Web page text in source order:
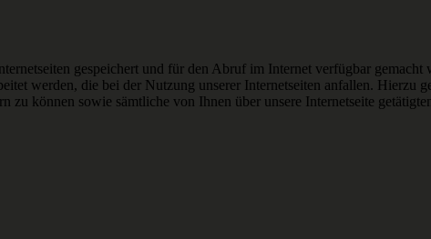
gespeichert und für den Abruf im Internet verfügbar
werden, die bei der Nutzung unserer Internetseiten anfallen. Hierzu
können sowie sämtliche von Ihnen über unsere Internetseite